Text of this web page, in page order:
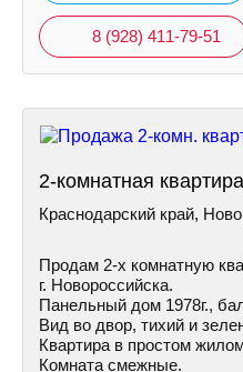
8 (928) 411-79-51
2-комнатная
Краснодарский край,
Продам 2-х комнатную
г. Новороссийска.
Панельный дом 1978г.,
Вид во двор, тихий и
Квартира в простом
Комната смежные.